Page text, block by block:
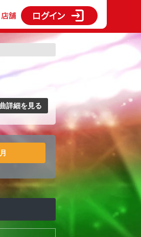
詳細を見る